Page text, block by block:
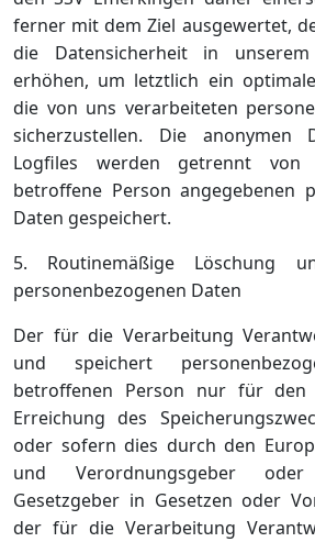
ferner mit dem Ziel ausgewertet,
die Datensicherheit in
erhöhen, um letztlich ein
die von uns verarbeiteten
sicherzustellen. Die anonymen
Logfiles werden getrennt
betroffene Person angegebenen
Daten gespeichert.
5. Routinemäßige Löschung
personenbezogenen Daten
Der für die Verarbeitung
und speichert
betroffenen Person nur für
Erreichung des
oder sofern dies durch den
und Verordnungsgeber
Gesetzgeber in Gesetzen oder
der für die Verarbeitung